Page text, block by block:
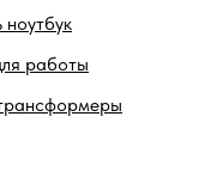
работы